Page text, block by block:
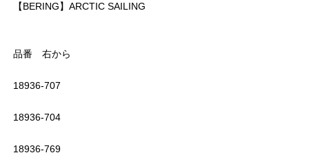
【BERING】ARCTIC SAILING
品番 右から
18936-707
18936-704
18936-769